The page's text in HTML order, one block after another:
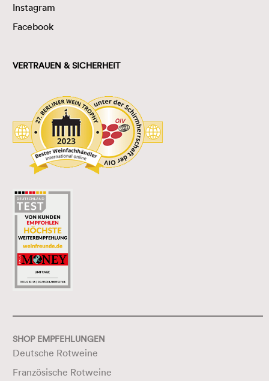
Instagram
Facebook
VERTRAUEN & SICHERHEIT
SHOP EMPFEHLUNGEN
Deutsche Rotweine
Französische Rotweine